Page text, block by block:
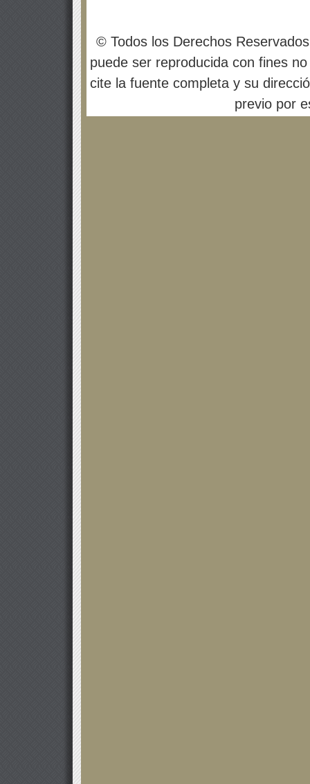
© Todos los Derechos
puede ser reproducida con fines
cite la fuente completa y su
previo por